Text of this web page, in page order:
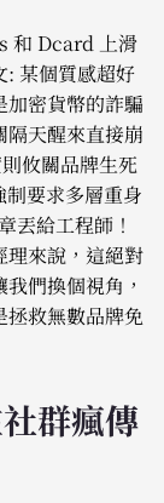
和 Dcard 上滑
: 某個質感超好
加密貨幣的詐騙
隔天醒來直接崩
攸關品牌生死
要求多層重身
丟給工程師！
理來說，這絕對
們換個視角，
救無數品牌免
群瘋傳